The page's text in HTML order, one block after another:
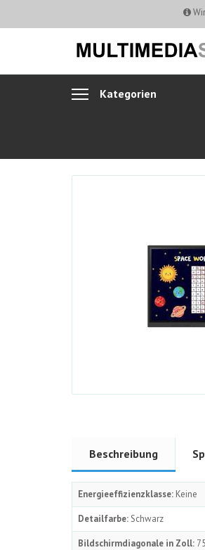
Kategorien
Beschreibung
Energieeffizienzklasse: Keine
Detailfarbe:Schwarz
Bildschirmdiagonale in Zoll: 75